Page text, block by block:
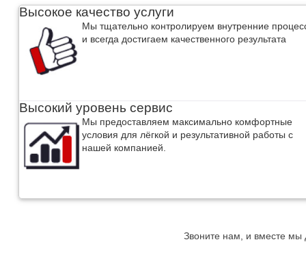
Высокое качество услуги
Мы тщательно контролируем внутренние
и всегда достигаем качественного результата
Высокий уровень сервис
Мы предоставляем максимально комфортные
условия для лёгкой и результативной работы с
нашей компанией.
Звоните нам, и вместе мы